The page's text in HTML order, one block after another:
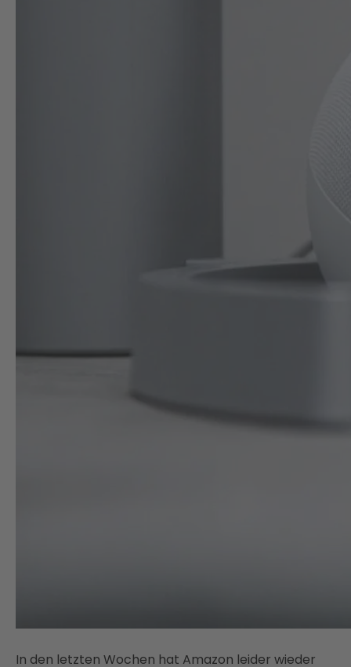
In den letzten Wochen hat Amazon leider wieder